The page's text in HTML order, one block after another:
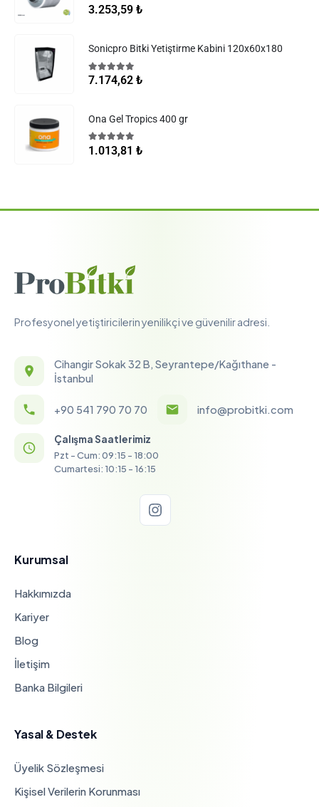
5.005 üzerinden
3.253,59 ₺
Sonicpro Bitki Yetiştirme Kabini 120x60x180
5.005 üzerinden
7.174,62 ₺
Ona Gel Tropics 400 gr
5.005 üzerinden
1.013,81 ₺
Profesyonel yetiştiricilerin yenilikçi ve güvenilir adresi.
Cihangir Sokak 32 B, Seyrantepe/Kağıthane -
İstanbul
+90 541 790 70 70 info@probitki.com
Çalışma Saatlerimiz
Pzt - Cum: 09:15 - 18:00
Cumartesi: 10:15 - 16:15
Kurumsal
Hakkımızda
Kariyer
Blog
İletişim
Banka Bilgileri
Yasal & Destek
Üyelik Sözleşmesi
Kişisel Verilerin Korunması